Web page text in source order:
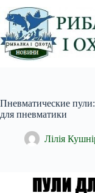
Перейти
до
вмісту
Пневматические
для пневматики
Лілія